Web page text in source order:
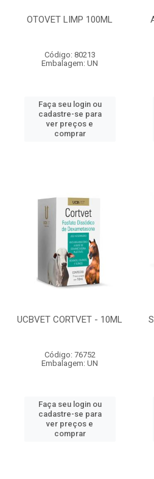
OTOVET LIMP 100ML
Código: 80213
Embalagem: UN
Faça seu login ou
cadastre-se para
ver preços e
comprar
UCBVET CORTVET - 10ML
Código: 76752
Embalagem: UN
Faça seu login ou
cadastre-se para
ver preços e
comprar